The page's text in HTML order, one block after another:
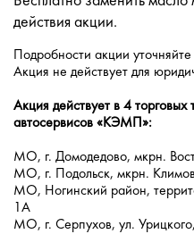
действия акции.
Подробности акции
Акция не действует для
Акция действует в 4 торговых
автосервисов «КЭМП»:
МО, г. Домодедово, мкрн.
МО, г. Подольск, мкрн.
МО, Ногинский район,
1А
МО, г. Серпухов, ул.